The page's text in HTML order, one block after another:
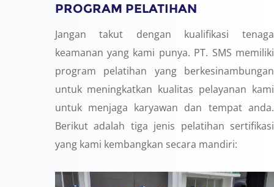
PROGRAM PELATIHAN
Jangan takut dengan kualifikasi tenaga
keamanan yang kami punya. PT. SMS memiliki
program pelatihan yang berkesinambungan
untuk meningkatkan kualitas pelayanan kami
untuk menjaga karyawan dan tempat anda.
Berikut adalah tiga jenis pelatihan sertifikasi
yang kami kembangkan secara mandiri: